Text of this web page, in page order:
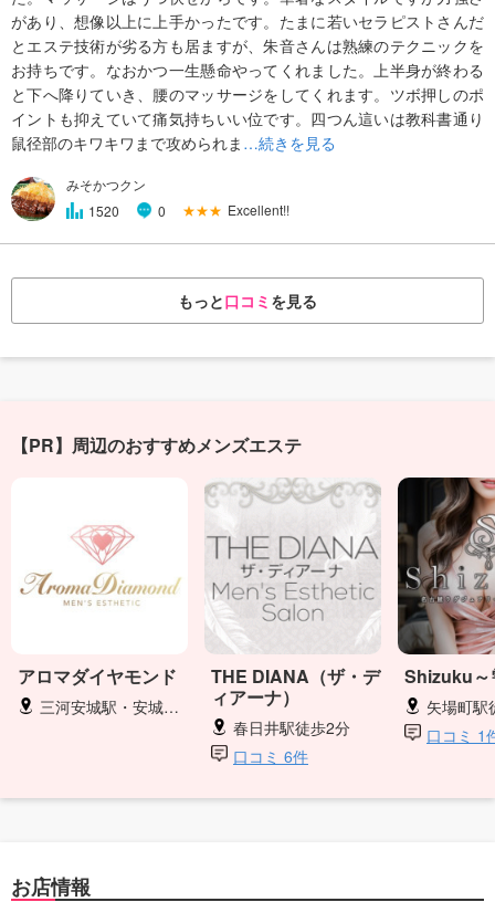
があり、想像以上に上手かったです。たまに若いセラピストさんだ
とエステ技術が劣る方も居ますが、朱音さんは熟練のテクニックを
お持ちです。なおかつ一生懸命やってくれました。上半身が終わる
と下へ降りていき、腰のマッサージをしてくれます。ツボ押しのポ
イントも抑えていて痛気持ちいい位です。四つん這いは教科書通り
鼠径部のキワキワまで攻められま …続きを見る
みそかつクン
1520
0 ★★★ Excellent!!
もっと口コミ を見る
【PR】周辺のおすすめメンズエステ
アロマダイヤモンド
三河安城駅・安城駅・新安城駅
THE DIANA（ザ・デ
ィアーナ）
春日井駅徒歩2分
口コミ 6件
Shizuku～
矢場町駅
口コミ 1
お店情報